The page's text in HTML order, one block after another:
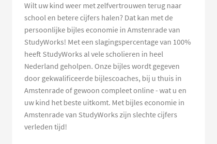
Wilt uw kind weer met zelfvertrouwen terug naar
school en betere cijfers halen? Dat kan met de
persoonlijke bijles economie in Amstenrade van
StudyWorks! Met een slagingspercentage van 100%
heeft StudyWorks al vele scholieren in heel
Nederland geholpen. Onze bijles wordt gegeven
door gekwalificeerde bijlescoaches, bij u thuis in
Amstenrade of gewoon compleet online - wat u en
uw kind het beste uitkomt. Met bijles economie in
Amstenrade van StudyWorks zijn slechte cijfers
verleden tijd!